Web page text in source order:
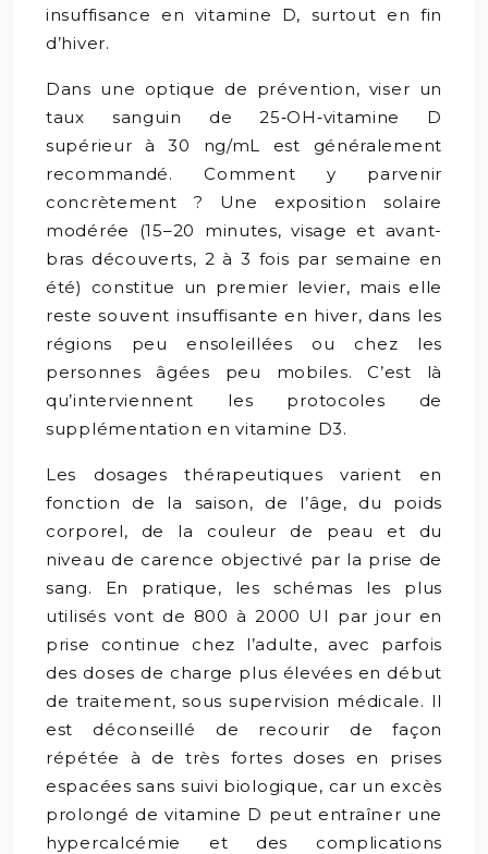
insuffisance en vitamine D, surtout en fin
d’hiver.
Dans une optique de prévention, viser un
taux sanguin de 25‑OH‑vitamine D
supérieur à 30 ng/mL est généralement
recommandé. Comment y parvenir
concrètement ? Une exposition solaire
modérée (15–20 minutes, visage et avant-
bras découverts, 2 à 3 fois par semaine en
été) constitue un premier levier, mais elle
reste souvent insuffisante en hiver, dans les
régions peu ensoleillées ou chez les
personnes âgées peu mobiles. C’est là
qu’interviennent les protocoles de
supplémentation en vitamine D3.
Les dosages thérapeutiques varient en
fonction de la saison, de l’âge, du poids
corporel, de la couleur de peau et du
niveau de carence objectivé par la prise de
sang. En pratique, les schémas les plus
utilisés vont de 800 à 2000 UI par jour en
prise continue chez l’adulte, avec parfois
des doses de charge plus élevées en début
de traitement, sous supervision médicale. Il
est déconseillé de recourir de façon
répétée à de très fortes doses en prises
espacées sans suivi biologique, car un excès
prolongé de vitamine D peut entraîner une
hypercalcémie et des complications